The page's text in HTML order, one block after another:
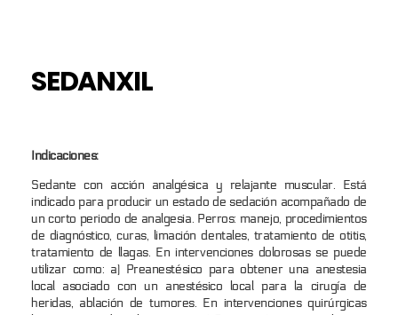
SEDANXIL
Indicaciones:
Sedante con acción analgésica y relajante muscular. Está
indicado para producir un estado de sedación acompañado de
un corto periodo de analgesia. Perros: manejo, procedimientos
de diagnóstico, curas, limación dentales, tratamiento de otitis,
tratamiento de llagas. En intervenciones dolorosas se puede
utilizar como: a) Preanestésico para obtener una anestesia
local asociado con un anestésico local para la cirugía de
heridas, ablación de tumores. En intervenciones quirúrgicas